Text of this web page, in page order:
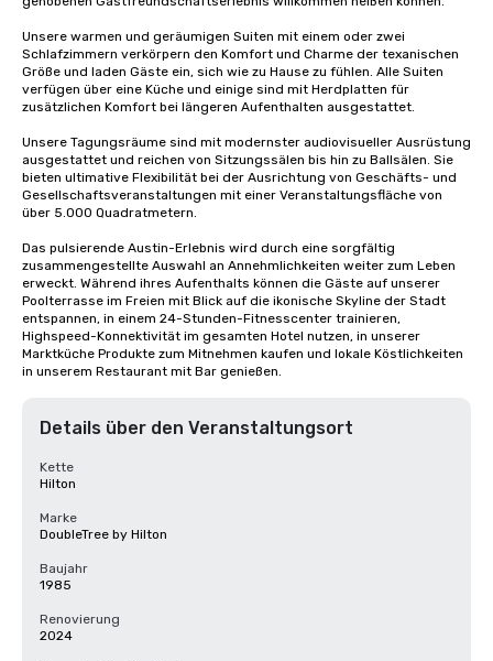
Unsere warmen und geräumigen Suiten mit einem oder zwei
Schlafzimmern verkörpern den Komfort und Charme der texanischen
Größe und laden Gäste ein, sich wie zu Hause zu fühlen. Alle Suiten
verfügen über eine Küche und einige sind mit Herdplatten für
zusätzlichen Komfort bei längeren Aufenthalten ausgestattet.
Unsere Tagungsräume sind mit modernster audiovisueller Ausrüstung
ausgestattet und reichen von Sitzungssälen bis hin zu Ballsälen. Sie
bieten ultimative Flexibilität bei der Ausrichtung von Geschäfts- und
Gesellschaftsveranstaltungen mit einer Veranstaltungsfläche von
über 5.000 Quadratmetern.
Das pulsierende Austin-Erlebnis wird durch eine sorgfältig
zusammengestellte Auswahl an Annehmlichkeiten weiter zum Leben
erweckt. Während ihres Aufenthalts können die Gäste auf unserer
Poolterrasse im Freien mit Blick auf die ikonische Skyline der Stadt
entspannen, in einem 24-Stunden-Fitnesscenter trainieren,
Highspeed-Konnektivität im gesamten Hotel nutzen, in unserer
Marktküche Produkte zum Mitnehmen kaufen und lokale Köstlichkeiten
in unserem Restaurant mit Bar genießen.
Details über den Veranstaltungsort
Kette
Hilton
Marke
DoubleTree by Hilton
Baujahr
1985
Renovierung
2024